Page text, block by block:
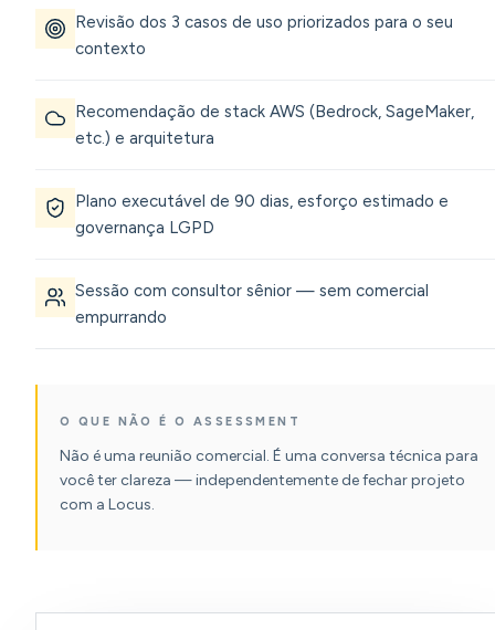
Revisão dos 3 casos de uso priorizados para o seu
contexto
Recomendação de stack AWS (Bedrock, SageMaker,
etc.) e arquitetura
Plano executável de 90 dias, esforço estimado e
governança LGPD
Sessão com consultor sênior — sem comercial
empurrando
O QUE NÃO É O ASSESSMENT
Não é uma reunião comercial. É uma conversa técnica para
você ter clareza — independentemente de fechar projeto
com a Locus.